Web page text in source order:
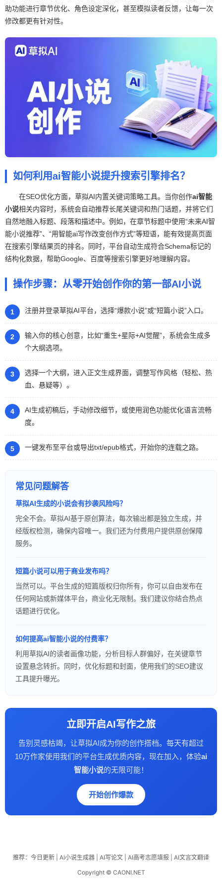
助功能进行章节优化、角色设定深化，甚至模拟读者反馈，让每一次
修改都更有针对性。
如何利用ai智能小说提升搜索引擎排名？
在SEO优化方面，草拟AI内置关键词策略工具。当你创作ai智能
小说相关内容时，系统会自动推荐长尾关键词和热门话题，并将它们
自然地融入标题、段落和描述中。例如，在章节标题中使用“未来AI智
能小说推荐”、“用智能ai写作改变创作方式”等短语，能有效提高页面
在搜索引擎结果页的排名。同时，平台自动生成符合Schema标记的
结构化数据，帮助Google、百度等搜索引擎更好地理解内容。
操作步骤：从零开始创作你的第一部AI小说
注册并登录草拟AI平台，选择“爆款小说”或“短篇小说”入口。
输入你的核心创意，比如“重生+星际+AI觉醒”，系统会生成多
个大纲选项。
选择一个大纲，进入正文生成界面，调整写作风格（轻松、热
血、悬疑等）。
AI生成初稿后，手动修改细节，或使用润色功能优化语言流畅
度。
一键发布至平台或导出txt/epub格式，开始你的连载之路。
常见问题解答
草拟AI生成的小说会有抄袭风险吗？
完全不会。草拟AI基于原创算法，每次输出都是独立生成，并
经版权检测，确保内容唯一。我们还为付费用户提供原创保障
服务。
短篇小说可以用于商业发布吗？
当然可以。平台生成的短篇版权归你所有，你可以自由发布在
任何网站或新媒体平台，商业化无限制。我们建议你结合热点
话题进行优化。
如何提高ai智能小说的付费率？
利用草拟AI的读者画像功能，分析目标人群偏好，在关键章节
设置悬念转折。同时，优化标题和封面，使用我们的SEO建议
工具提升曝光。
立即开启AI写作之旅
告别灵感枯竭，让草拟AI成为你的创作搭档。每天有超过
10万作家使用我们的平台生成优质内容，现在加入，体验ai
智能小说的无限可能！
开始创作爆款
推荐： 今日更新 AI小说生成器 AI写论文 AI高考志愿填报
AI文言文翻译
Copyright © CAONI.NET